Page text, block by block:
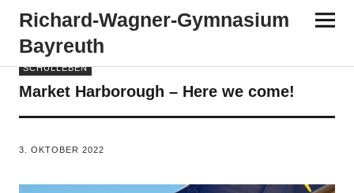
Richard-​​Wagner-​​Gymnasium
Bayreuth
SCHULLEBEN
Market Harborough – Here we come!
3. OKTOBER 2022